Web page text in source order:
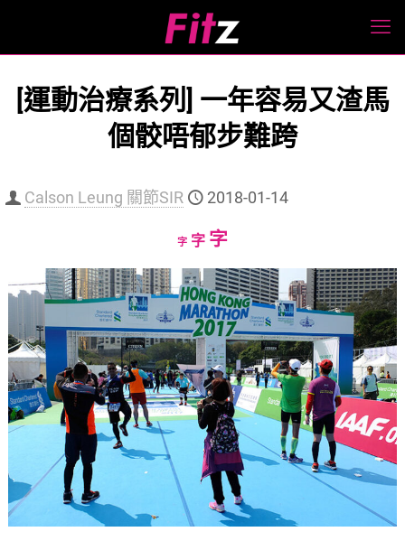
[運動治療系列] 一年容易又渣馬
個骹唔郁步難跨
Calson Leung 關節SIR 2018-01-14
字Decrease
size.
字Reset
size.
字Increase
size.